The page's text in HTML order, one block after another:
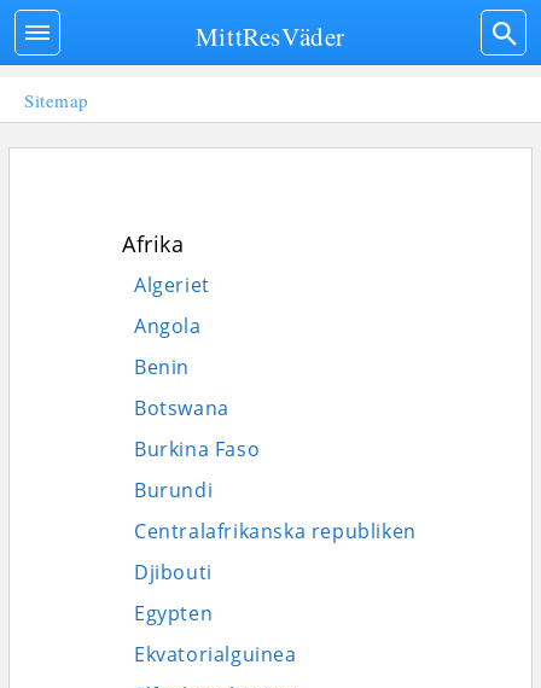
Sitemap
Afrika
Algeriet
Angola
Benin
Botswana
Burkina Faso
Burundi
Centralafrikanska republiken
Djibouti
Egypten
Ekvatorialguinea
MittResVäder